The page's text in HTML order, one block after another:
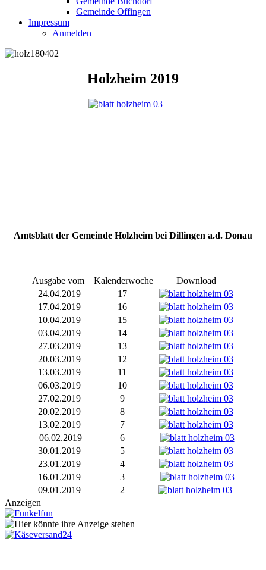
Gemeinde Offingen
Impressum
Anmelden
Holzheim 2019
Amtsblatt der Gemeinde Holzheim bei Dillingen a.d. Donau
Ausgabe vom Kalenderwoche
Download
24.04.2019
17
17.04.2019
16
10.04.2019
15
03.04.2019
14
27.03.2019
13
20.03.2019
12
13.03.2019
11
06.03.2019
10
27.02.2019
9
20.02.2019
8
13.02.2019
7
06.02.2019
6
30.01.2019
5
23.01.2019
4
16.01.2019
3
09.01.2019
2
Anzeigen